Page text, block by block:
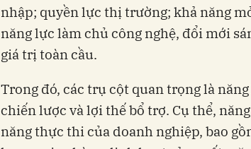
nhập; quyền lực thị trường; khả năng
năng lực làm chủ công nghệ, đổi mới
giá trị toàn cầu.
Trong đó, các trụ cột quan trọng là
chiến lược và lợi thế bổ trợ. Cụ thể,
năng thực thi của doanh nghiệp, bao